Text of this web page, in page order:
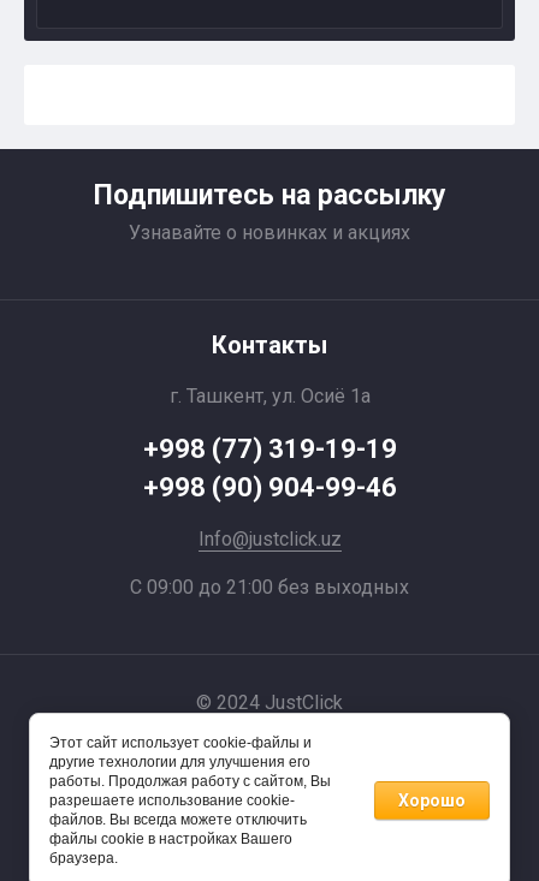
Подпишитесь на рассылку
Узнавайте о новинках и акциях
Контакты
г. Ташкент, ул. Осиё 1a
+998 (77) 319-19-19
+998 (90) 904-99-46
Info@justclick.uz
С 09:00 до 21:00 без выходных
© 2024 JustClick
Powered by
Этот сайт использует cookie-файлы и
другие технологии для улучшения его
работы. Продолжая работу с сайтом, Вы
разрешаете использование cookie-
файлов. Вы всегда можете отключить
файлы cookie в настройках Вашего
браузера.
Хорошо